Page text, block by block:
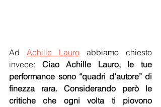
Ad Achille Lauro abbiamo chiesto
invece: Ciao Achille Lauro, le tue
performance sono “quadri d’autore” di
finezza rara. Considerando però le
critiche che ogni volta ti piovono